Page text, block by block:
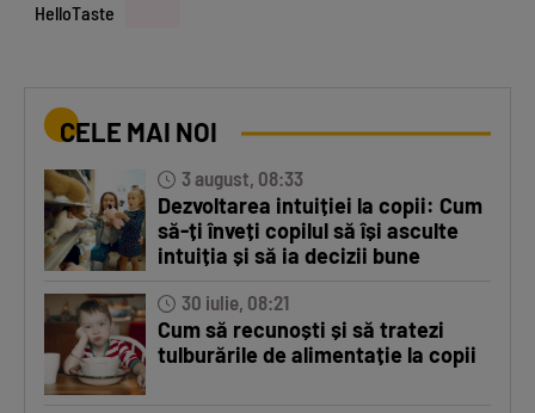
HelloTaste
CELE MAI NOI
3 august, 08:33
Dezvoltarea intuiției la copii: Cum
să-ți înveți copilul să își asculte
intuiția și să ia decizii bune
30 iulie, 08:21
Cum să recunoști și să tratezi
tulburările de alimentație la copii